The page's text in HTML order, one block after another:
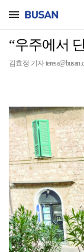
“우주에서
김효정 기자